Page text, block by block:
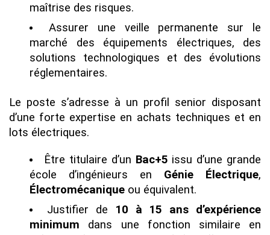
maîtrise des risques.
Assurer une veille permanente sur le
marché des équipements électriques, des
solutions technologiques et des évolutions
réglementaires.
Le poste s’adresse à un profil senior disposant
d’une forte expertise en achats techniques et en
lots électriques.
Être titulaire d’un Bac+5 issu d’une grande
école d’ingénieurs en Génie Électrique,
Électromécanique ou équivalent.
Justifier de
10 à 15 ans d’expérience
minimum dans une fonction similaire en